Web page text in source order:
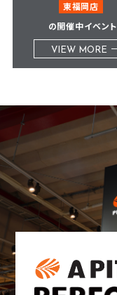
東福岡店
の開催中イベント
VIEW MORE